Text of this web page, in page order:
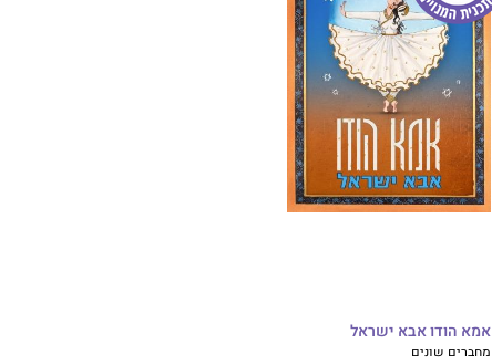
אמא הודו אבא ישראל
מחברים שונים